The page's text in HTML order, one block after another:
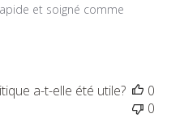
et soigné comme
a-t-elle été utile?
0
0